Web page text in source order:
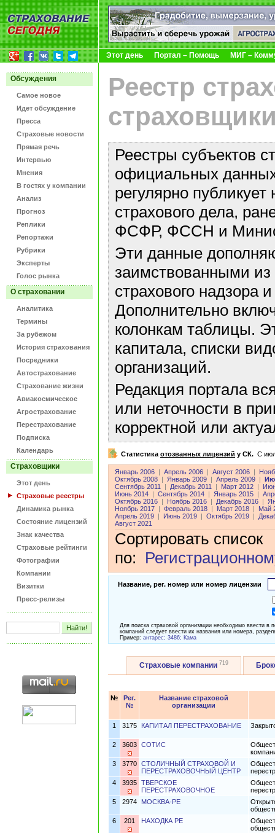
Этот день Портал – Помощь МИГ –
Обсуждения
Самое новое
Идет обсуждение
Пресса
Страховые новости
Прямая речь
Интервью
Мнения
В гостях у компании
Анализ
Прогноз
Реплики
Репортажи
Рубрики
Эксперты
Голос рынка
О страховании
Аналитика
Термины
За рубежом
История страхования
Посредники
Автострахование
Страхование жизни
Авиакосмическое
Агрострахование
Перестрахование
Подписка
Календарь
Страховщики
Этот день
Страховые реестры
Динамика рынка
Состояние лицензий
Знак качества
Страховые рейтинги
Фотографии
Компании
Визитки
Пресс-релизы
Реестр
Реестры субъектов
официальных данных
регулярно
страхового дела,
ФСФР, ФССН и
Эти данные
заимствованными
страхового надзора
Дополнительно
колонкам таблицы.
капитала, списки
организаций.
Редакция портала
или неточности в
корректной или
Статистика отозванных лицензий у СК. C
Январь 2006 Апрель 2006 Август 2006
Октябрь 2008
Январь 2009 Апрель 2009
Сентябрь 2011
Декабрь 2011 Март 2012
Июнь 2014
Сентябрь 2014 Январь 2015
Октябрь 2016
Ноябрь 2016 Декабрь 2016
Ноябрь 2017
Февраль 2018 Март 2018
Май
Апрель 2019
Июнь 2019 Октябрь 2019
Август 2021
Сортировать список
по:
Название, рег. номер или номер лицензии
Для поиска страховой организации необходимо ввести
компаний следует ввести их названия или номера,
Пример: антарес; 3486; Кама
Страховые компании 719
№
Рег.
№
Название страховой
организации
1 3175 КАПИТАЛ ПЕРЕСТРАХОВАНИЕ
2 3603 СОТИС
3
3770 СТОЛИЧНЫЙ СТРАХОВОЙ И
ПЕРЕСТРАХОВОЧНЫЙ ЦЕНТР
4
3935 ТВЕРСКОЕ
ПЕРЕСТРАХОВОЧНОЕ
5
2974 МОСКВА-РЕ
6
201 НАХОДКА РЕ